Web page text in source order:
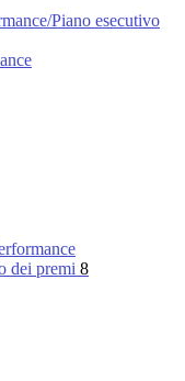
Piano esecutivo
dei premi 8